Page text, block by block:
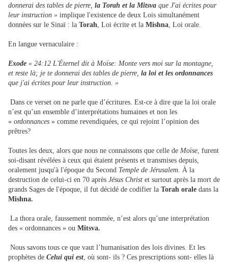
donnerai des tables de pierre, la Torah et la Mitsva que J'ai écrites pour
leur instruction » implique l'existence de deux Lois simultanément
données sur le Sinaï : la Torah , Loi écrite et la Mishna , Loi orale.
En langue vernaculaire :
Exode « 24:12 L'Éternel dit à Moïse: Monte vers moi sur la montagne,
et reste là; je te donnerai des tables de pierre, la loi et les ordonnances
que j'ai écrites pour leur instruction. »
Dans ce verset on ne parle que d’écritures. Est-ce à dire que la loi orale
n’est qu’un ensemble d’interprétations humaines et non les
« ordonnances » comme revendiquées, ce qui rejoint l’opinion des
prêtres?
Toutes les deux, alors que nous ne connaissons que celle de Moïse , furent
soi-disant révélées à ceux qui étaient présents et transmises depuis,
oralement jusqu'à l'époque du Second Temple de Jérusalem. À la
destruction de celui-ci en 70 après Jésus Christ et surtout après la mort de
grands Sages de l'époque, il fut décidé de codifier la Torah orale dans la
Mishna.
La thora orale, faussement nommée, n’est alors qu’une interprétation
des « ordonnances » ou Mitsva.
Nous savons tous ce que vaut l’humanisation des lois divines. Et les
prophètes de Celui qui est, où sont- ils ? Ces prescriptions sont- elles là